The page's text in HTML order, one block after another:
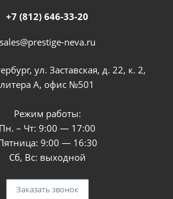
+7 (812) 646-33-20
sales@prestige-neva.ru
ул. Заставская, д. 22, к. 2,
литера А, офис №501
Режим работы:
Пн. – Чт: 9:00 — 17:00
9:00 — 16:30
Сб, Вс: выходной
Заказать звонок